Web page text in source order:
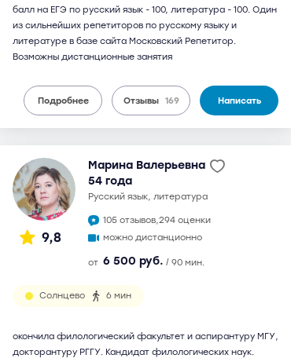
балл на ЕГЭ по русский язык - 100, литература - 100. Один
из сильнейших репетиторов по русскому языку и
литературе в базе сайта Московский Репетитор.
Возможны дистанционные занятия
Подробнее Отзывы 169 Написать
9,8
Марина Валерьевна
54 года
русский язык, литература
105 отзывов,294 оценки
можно дистанционно
от 6 500 руб. / 90 мин.
Солнцево 6 мин
окончила филологический факультет и аспирантуру МГУ,
докторантуру РГГУ. Кандидат филологических наук.